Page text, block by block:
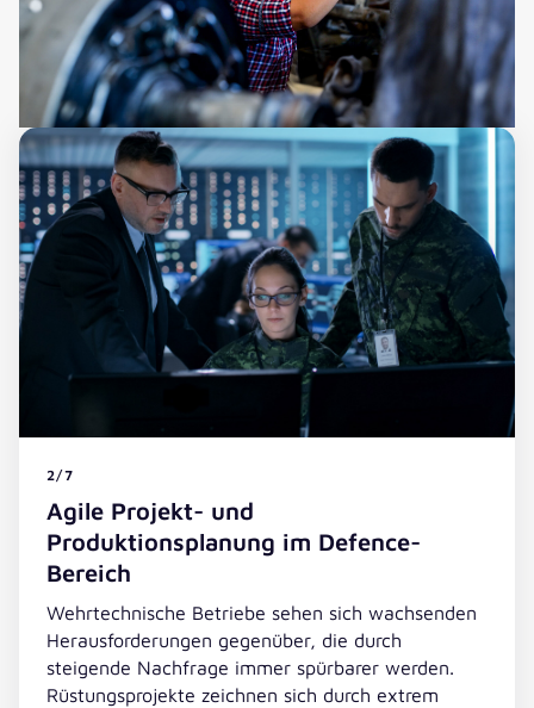
2/7
Agile Projekt- und
Produktionsplanung im Defence-
Bereich
Wehrtechnische Betriebe sehen sich wachsenden
Herausforderungen gegenüber, die durch
steigende Nachfrage immer spürbarer werden.
Rüstungsprojekte zeichnen sich durch extrem